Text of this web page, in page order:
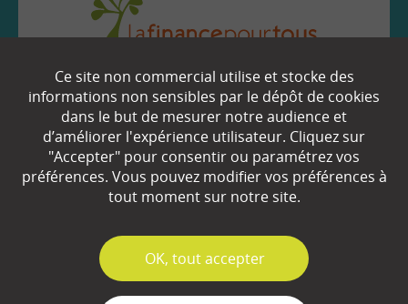
EN SAVOIR
Qui sommes-nous ?
Partenaires
Plan du site
Ce site non commercial utilise et stocke des
informations non sensibles par le dépôt de cookies
dans le but de mesurer notre audience et
d’améliorer l'expérience utilisateur. Cliquez sur
"Accepter" pour consentir ou paramétrez vos
préférences. Vous pouvez modifier vos préférences à
tout moment sur notre site.
✓
OK, tout accepter